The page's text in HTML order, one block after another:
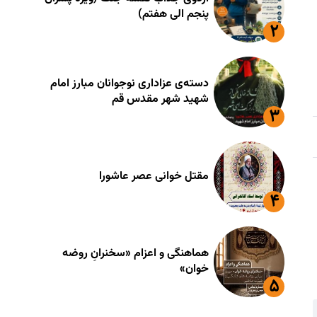
پنجم الی هفتم)
دسته‌ی عزاداری نوجوانان مبارز امام
شهید شهر مقدس قم
مقتل خوانی عصر عاشورا
هماهنگی و اعزام «سخنرانِ روضه
خوان»